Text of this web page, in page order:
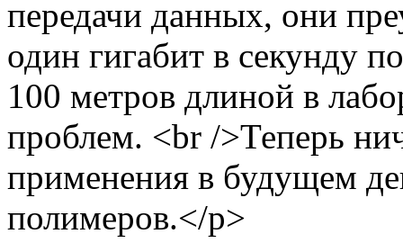
передачи данных, они
один гигабит в секунду
100 метров длиной в
проблем. <br />Теперь
применения в будущем
полимеров.</p>